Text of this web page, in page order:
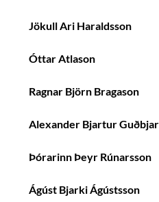
Jökull Ari Haraldsson
Óttar Atlason
Ragnar Björn Bragason
Alexander Bjartur
Þórarinn Þeyr Rúnarsson
Ágúst Bjarki Ágústsson